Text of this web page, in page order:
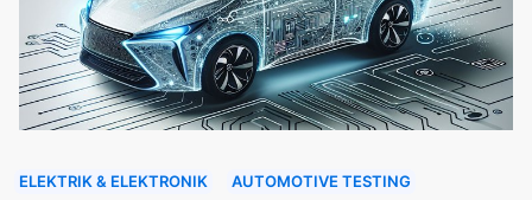
ELEKTRIK & ELEKTRONIK AUTOMOTIVE TESTING